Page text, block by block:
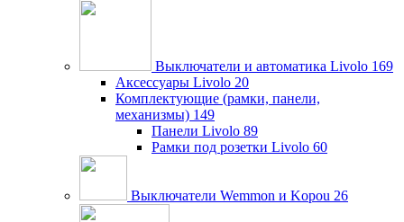
Выключатели и автоматика Livolo 169
Аксессуары Livolo 20
Комплектующие (рамки, панели,
механизмы) 149
Панели Livolo 89
Рамки под розетки Livolo 60
Выключатели Wemmon и Kopou 26